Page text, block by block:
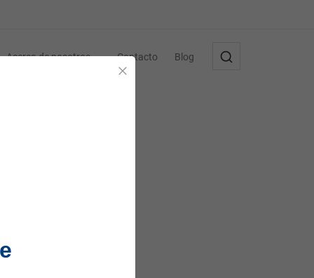
Acerca de nosotros Contacto Blog